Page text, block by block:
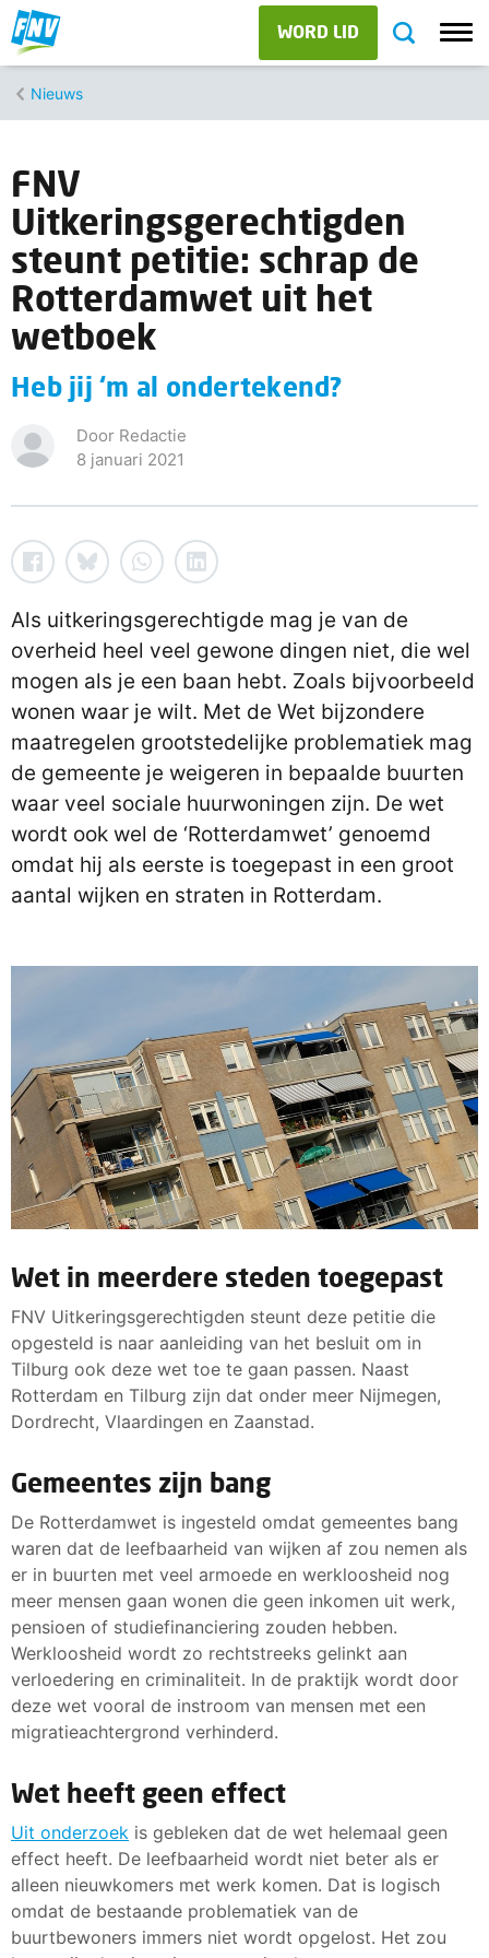
WORD LID
Nieuws
FNV
Uitkeringsgerechtigden
steunt petitie: schrap de
Rotterdamwet uit het
wetboek
Heb jij ‘m al ondertekend?
Door Redactie
8 januari 2021
Als uitkeringsgerechtigde mag je van de
overheid heel veel gewone dingen niet, die wel
mogen als je een baan hebt. Zoals bijvoorbeeld
wonen waar je wilt. Met de Wet bijzondere
maatregelen grootstedelijke problematiek mag
de gemeente je weigeren in bepaalde buurten
waar veel sociale huurwoningen zijn. De wet
wordt ook wel de ‘Rotterdamwet’ genoemd
omdat hij als eerste is toegepast in een groot
aantal wijken en straten in Rotterdam.
Wet in meerdere steden toegepast
FNV Uitkeringsgerechtigden steunt deze petitie die
opgesteld is naar aanleiding van het besluit om in
Tilburg ook deze wet toe te gaan passen. Naast
Rotterdam en Tilburg zijn dat onder meer Nijmegen,
Dordrecht, Vlaardingen en Zaanstad.
Gemeentes zijn bang
De Rotterdamwet is ingesteld omdat gemeentes bang
waren dat de leefbaarheid van wijken af zou nemen als
er in buurten met veel armoede en werkloosheid nog
meer mensen gaan wonen die geen inkomen uit werk,
pensioen of studiefinanciering zouden hebben.
Werkloosheid wordt zo rechtstreeks gelinkt aan
verloedering en criminaliteit. In de praktijk wordt door
deze wet vooral de instroom van mensen met een
migratieachtergrond verhinderd.
Wet heeft geen effect
Uit onderzoek is gebleken dat de wet helemaal geen
effect heeft. De leefbaarheid wordt niet beter als er
alleen nieuwkomers met werk komen. Dat is logisch
omdat de bestaande problematiek van de
buurtbewoners immers niet wordt opgelost. Het zou